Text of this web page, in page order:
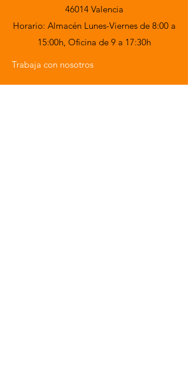
46014 Valencia
Horario: Almacén Lunes-Viernes de 8:00 a
15:00h, Oficina de 9 a 17:30h
Trabaja con nosotros